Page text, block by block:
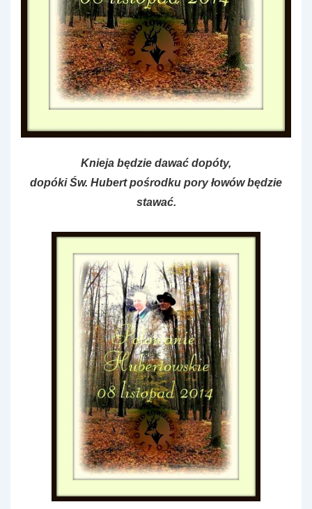
Knieja będzie dawać dopóty,
dopóki Św. Hubert pośrodku pory łowów będzie
stawać.